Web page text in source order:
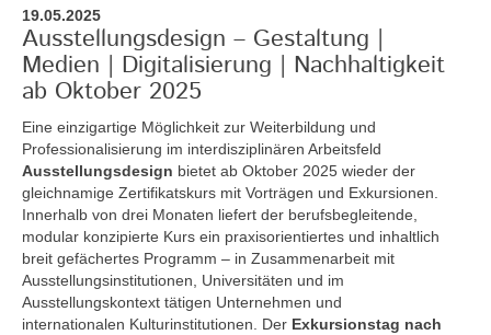
19.05.2025
Ausstellungsdesign – Gestaltung |
Medien | Digitalisierung | Nachhaltigkeit
ab Oktober 2025
Eine einzigartige Möglichkeit zur Weiterbildung und
Professionalisierung im interdisziplinären Arbeitsfeld
Ausstellungsdesign bietet ab Oktober 2025 wieder der
gleichnamige Zertifikatskurs mit Vorträgen und Exkursionen.
Innerhalb von drei Monaten liefert der berufsbegleitende,
modular konzipierte Kurs ein praxisorientiertes und inhaltlich
breit gefächertes Programm – in Zusammenarbeit mit
Ausstellungsinstitutionen, Universitäten und im
Ausstellungskontext tätigen Unternehmen und
internationalen Kulturinstitutionen. Der Exkursionstag nach